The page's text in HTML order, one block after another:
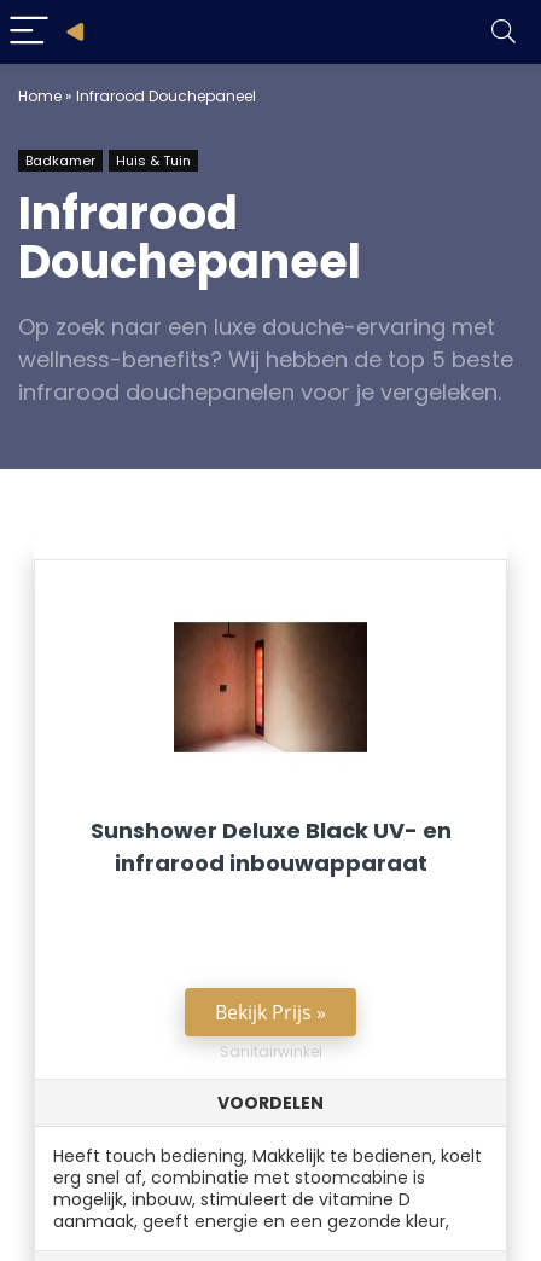
Home» Infrarood Douchepaneel
Badkamer Huis & Tuin
Infrarood
Douchepaneel
Op zoek naar een luxe douche-ervaring met
wellness-benefits? Wij hebben de top 5 beste
infrarood douchepanelen voor je vergeleken.
Sunshower Deluxe Black UV- en
infrarood inbouwapparaat
Bekijk Prijs »
Sanitairwinkel
VOORDELEN
Heeft touch bediening, Makkelijk te bedienen, koelt
erg snel af, combinatie met stoomcabine is
mogelijk, inbouw, stimuleert de vitamine D
aanmaak, geeft energie en een gezonde kleur,